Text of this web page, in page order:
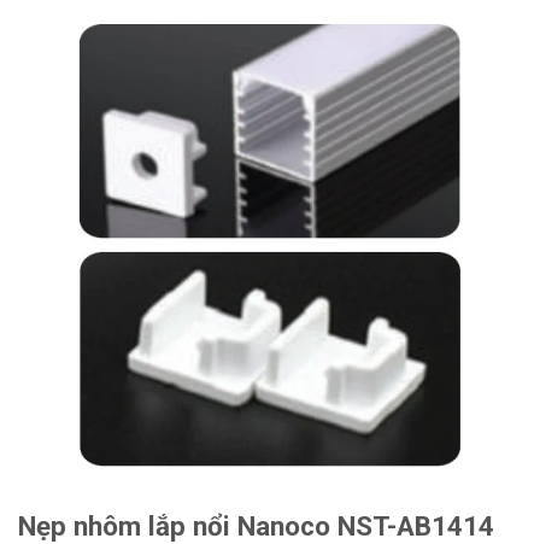
Nẹp nhôm lắp nổi Nanoco NST-AB1414